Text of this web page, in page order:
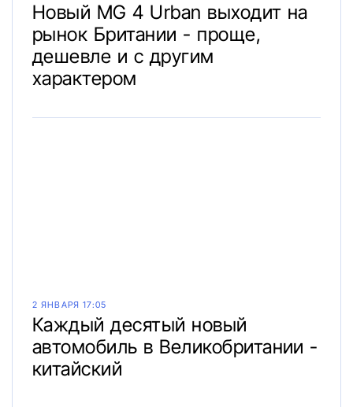
Новый MG 4 Urban выходит на
рынок Британии - проще,
дешевле и с другим
характером
2 ЯНВАРЯ 17:05
Каждый десятый новый
автомобиль в Великобритании -
китайский